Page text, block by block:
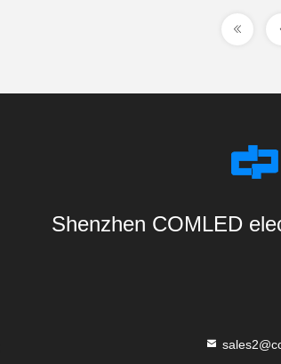
Shenzhen COMLED